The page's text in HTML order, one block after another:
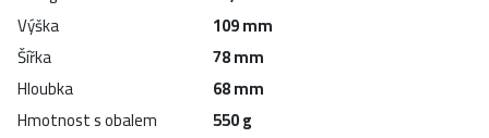
Výška
109 mm
Šířka
78 mm
Hloubka
68 mm
Hmotnost s obalem
550 g